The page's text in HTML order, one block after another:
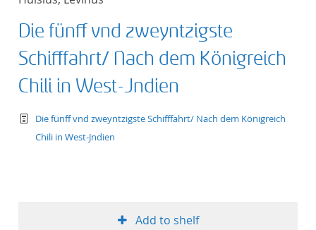
Die fünff vnd zweyntzigste
Schifffahrt/ Nach dem Königreich
Chili in West-Jndien
text/tg.work+xml
Die fünff vnd zweyntzigste Schifffahrt/ Nach dem Königreich
Chili in West-Jndien
Add to shelf